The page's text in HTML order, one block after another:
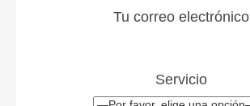
Tu correo electrónico
Servicio